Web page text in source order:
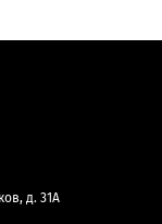
д. 31А